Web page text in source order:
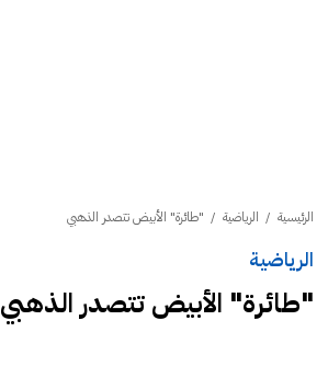
الرئيسية / الرياضية / "طائرة" الأبيض تتصدر الذهبي
الرياضية
"طائرة" الأبيض تتصدر الذهبي